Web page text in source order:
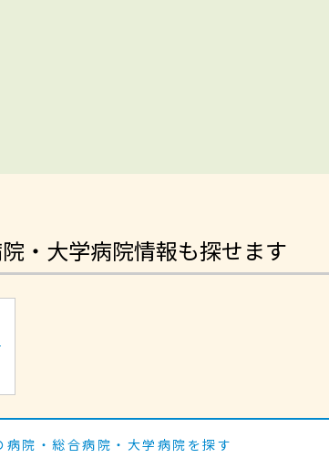
・大学病院情報も探せます
院・総合病院・大学病院を探す